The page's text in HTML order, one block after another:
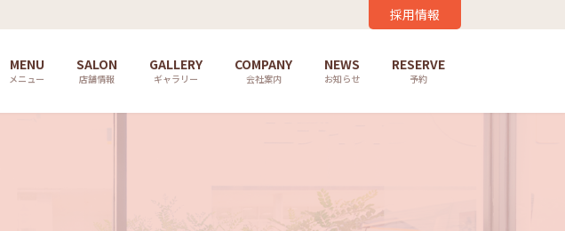
採用情報
MENU
メニュー
SALON
店舗情報
GALLERY
ギャラリー
COMPANY
会社案内
NEWS
お知らせ
RESERVE
予約